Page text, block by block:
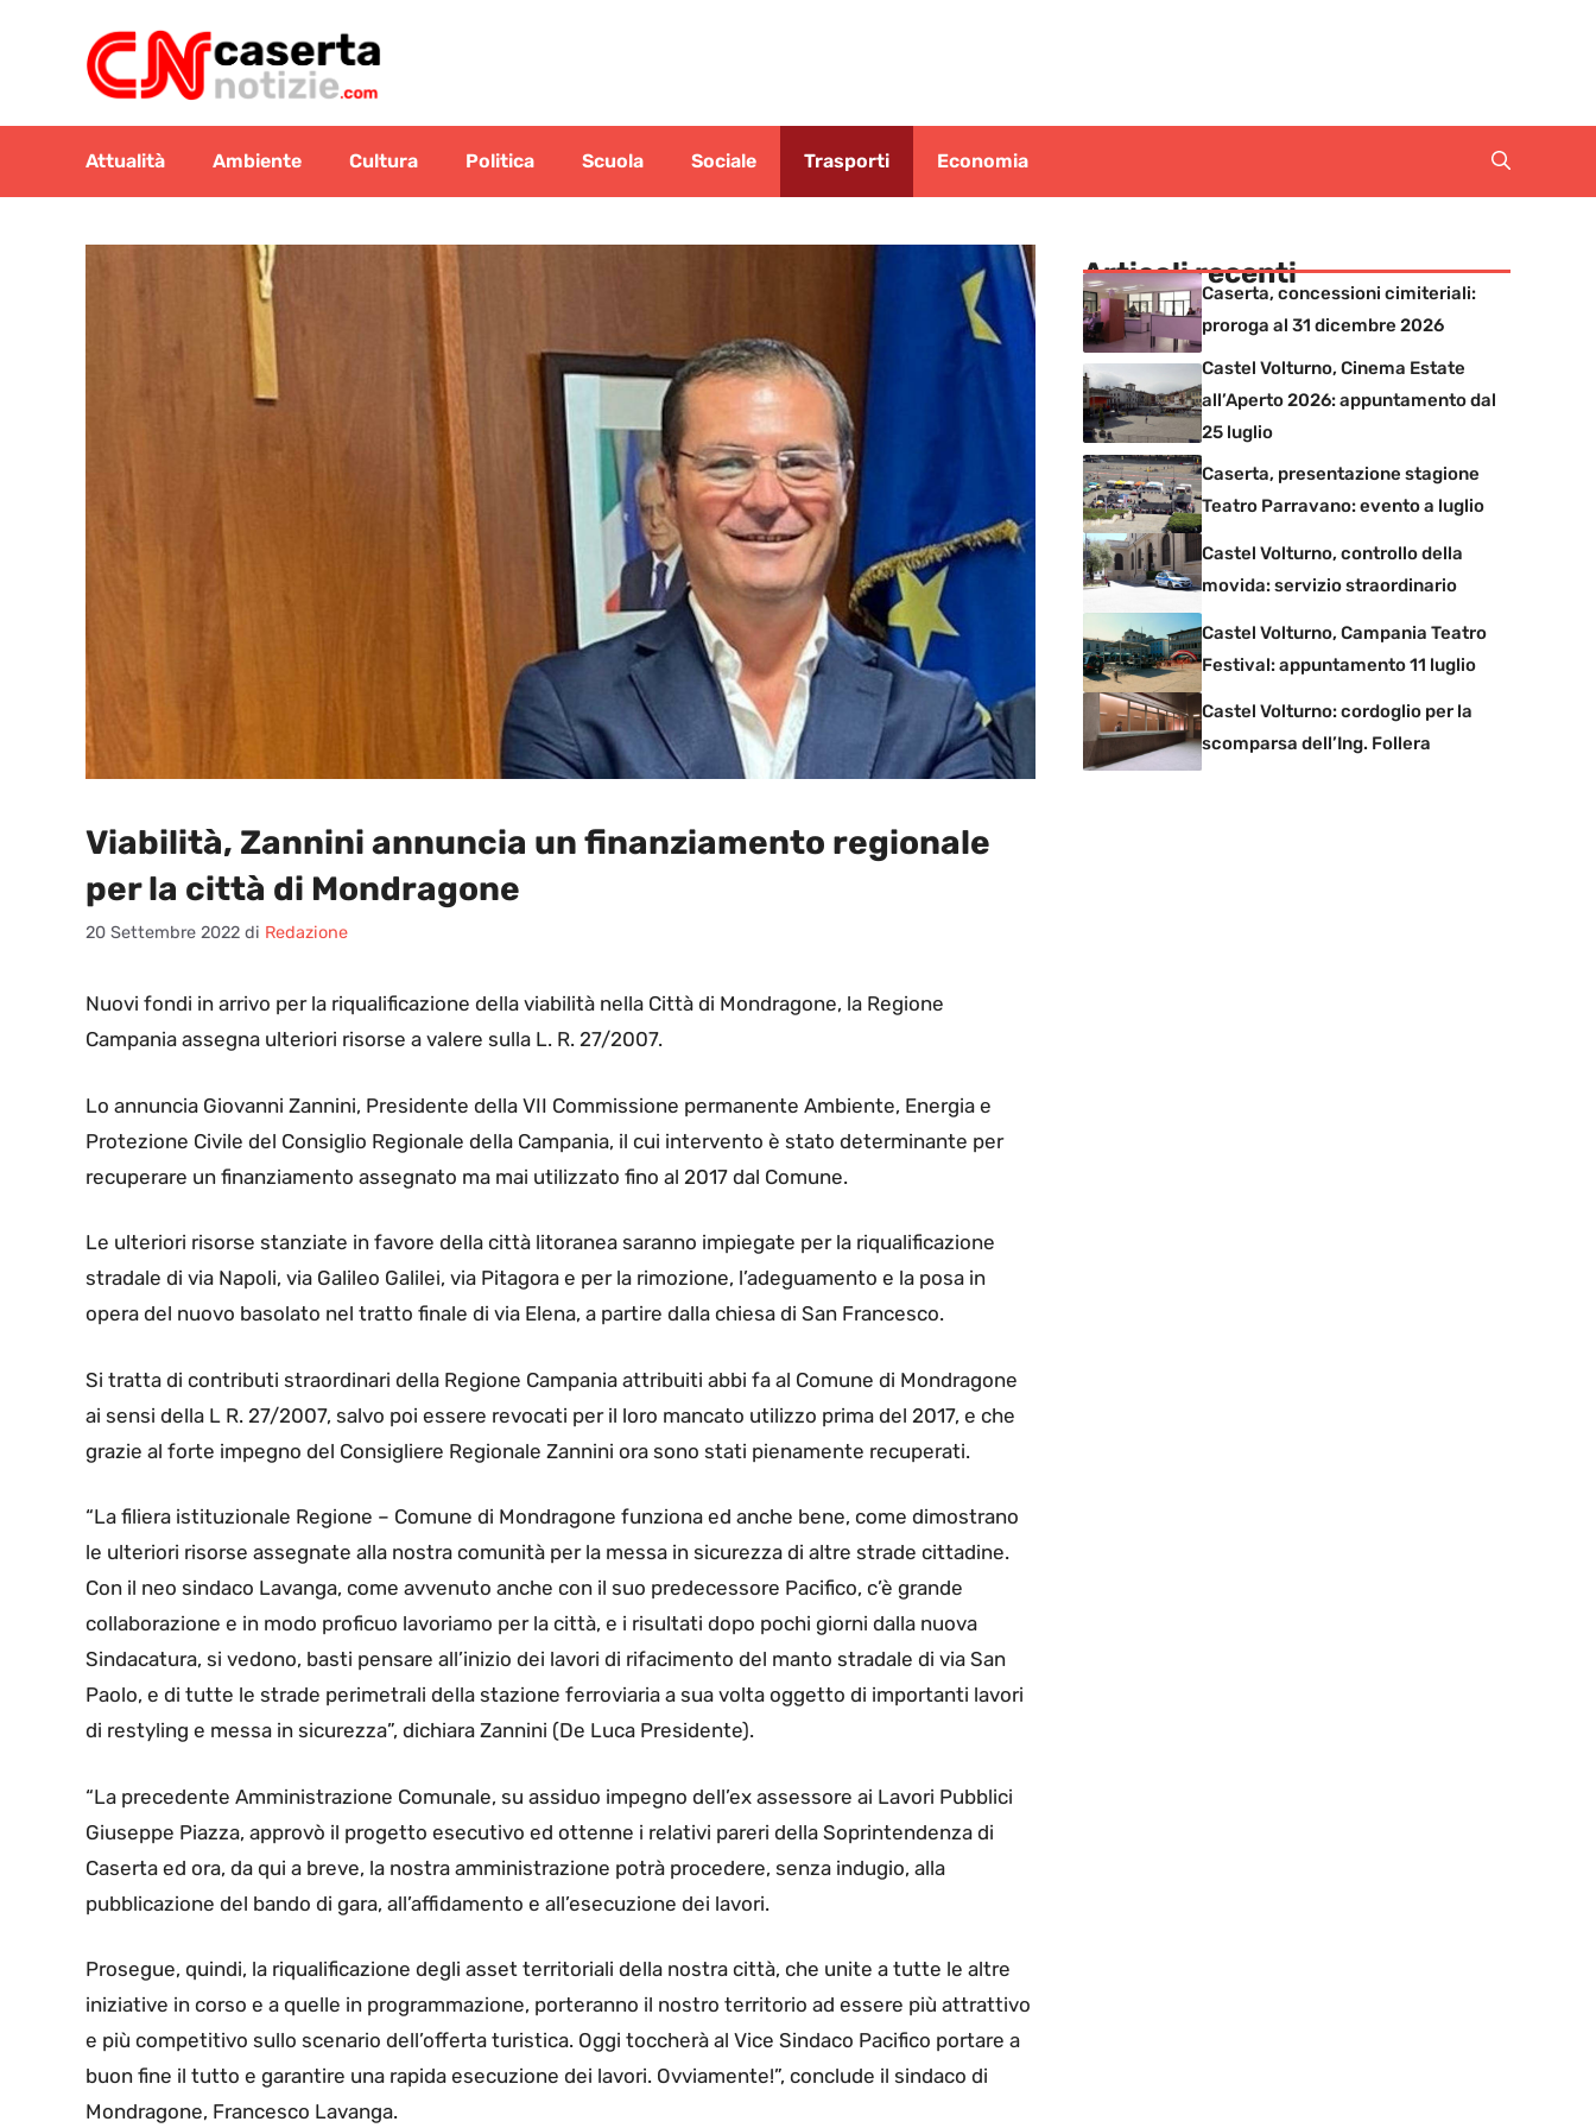
contenuto
Attualità Ambiente Cultura Politica Scuola Sociale Trasporti Economia
Viabilità, Zannini annuncia un finanziamento regionale
per la città di Mondragone
20 Settembre 2022 di Redazione
Nuovi fondi in arrivo per la riqualificazione della viabilità nella Città di Mondragone, la Regione
Campania assegna ulteriori risorse a valere sulla L. R. 27/2007.
Lo annuncia Giovanni Zannini, Presidente della VII Commissione permanente Ambiente, Energia e
Protezione Civile del Consiglio Regionale della Campania, il cui intervento è stato determinante per
recuperare un finanziamento assegnato ma mai utilizzato fino al 2017 dal Comune.
Le ulteriori risorse stanziate in favore della città litoranea saranno impiegate per la riqualificazione
stradale di via Napoli, via Galileo Galilei, via Pitagora e per la rimozione, l’adeguamento e la posa in
opera del nuovo basolato nel tratto finale di via Elena, a partire dalla chiesa di San Francesco.
Si tratta di contributi straordinari della Regione Campania attribuiti abbi fa al Comune di Mondragone
ai sensi della L R. 27/2007, salvo poi essere revocati per il loro mancato utilizzo prima del 2017, e che
grazie al forte impegno del Consigliere Regionale Zannini ora sono stati pienamente recuperati.
“La filiera istituzionale Regione – Comune di Mondragone funziona ed anche bene, come dimostrano
le ulteriori risorse assegnate alla nostra comunità per la messa in sicurezza di altre strade cittadine.
Con il neo sindaco Lavanga, come avvenuto anche con il suo predecessore Pacifico, c’è grande
collaborazione e in modo proficuo lavoriamo per la città, e i risultati dopo pochi giorni dalla nuova
Sindacatura, si vedono, basti pensare all’inizio dei lavori di rifacimento del manto stradale di via San
Paolo, e di tutte le strade perimetrali della stazione ferroviaria a sua volta oggetto di importanti lavori
di restyling e messa in sicurezza”, dichiara Zannini (De Luca Presidente).
“La precedente Amministrazione Comunale, su assiduo impegno dell’ex assessore ai Lavori Pubblici
Giuseppe Piazza, approvò il progetto esecutivo ed ottenne i relativi pareri della Soprintendenza di
Caserta ed ora, da qui a breve, la nostra amministrazione potrà procedere, senza indugio, alla
pubblicazione del bando di gara, all’affidamento e all’esecuzione dei lavori.
Prosegue, quindi, la riqualificazione degli asset territoriali della nostra città, che unite a tutte le altre
iniziative in corso e a quelle in programmazione, porteranno il nostro territorio ad essere più attrattivo
e più competitivo sullo scenario dell’offerta turistica. Oggi toccherà al Vice Sindaco Pacifico portare a
buon fine il tutto e garantire una rapida esecuzione dei lavori. Ovviamente!”, conclude il sindaco di
Mondragone, Francesco Lavanga.
Articoli recenti
Caserta, concessioni cimiteriali:
proroga al 31 dicembre 2026
Castel Volturno, Cinema Estate
all’Aperto 2026: appuntamento dal
25 luglio
Caserta, presentazione stagione
Teatro Parravano: evento a luglio
Castel Volturno, controllo della
movida: servizio straordinario
Castel Volturno, Campania Teatro
Festival: appuntamento 11 luglio
Castel Volturno: cordoglio per la
scomparsa dell’Ing. Follera